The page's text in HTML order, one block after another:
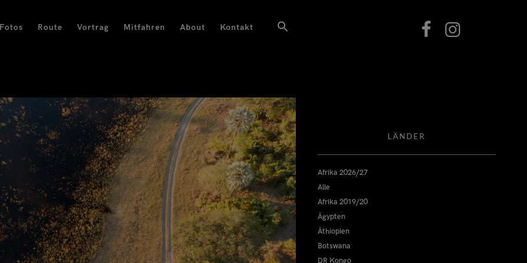
Route Vortrag Mitfahren About Kontakt
LÄNDER
Afrika 2026/27
Alle
Afrika 2019/20
Ägypten
Äthiopien
Botswana
DR Kongo